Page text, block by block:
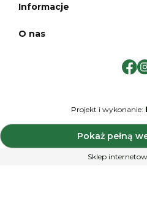
Informacje
O nas
Projekt i wykonanie:
Pokaż pełną
Sklep